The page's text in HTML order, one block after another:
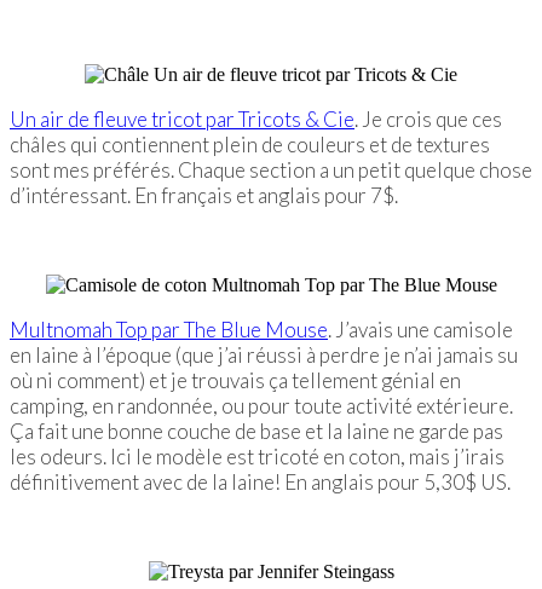
Un air de fleuve tricot par Tricots & Cie. Je crois que ces
châles qui contiennent plein de couleurs et de textures
sont mes préférés. Chaque section a un petit quelque chose
d’intéressant. En français et anglais pour 7$.
Multnomah Top par The Blue Mouse. J’avais une camisole
en laine à l’époque (que j’ai réussi à perdre je n’ai jamais su
où ni comment) et je trouvais ça tellement génial en
camping, en randonnée, ou pour toute activité extérieure.
Ça fait une bonne couche de base et la laine ne garde pas
les odeurs. Ici le modèle est tricoté en coton, mais j’irais
définitivement avec de la laine! En anglais pour 5,30$ US.